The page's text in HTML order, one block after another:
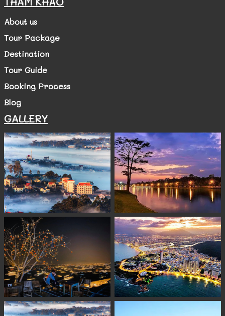
About us
Tour Package
Destination
Tour Guide
Booking Process
Blog
GALLERY